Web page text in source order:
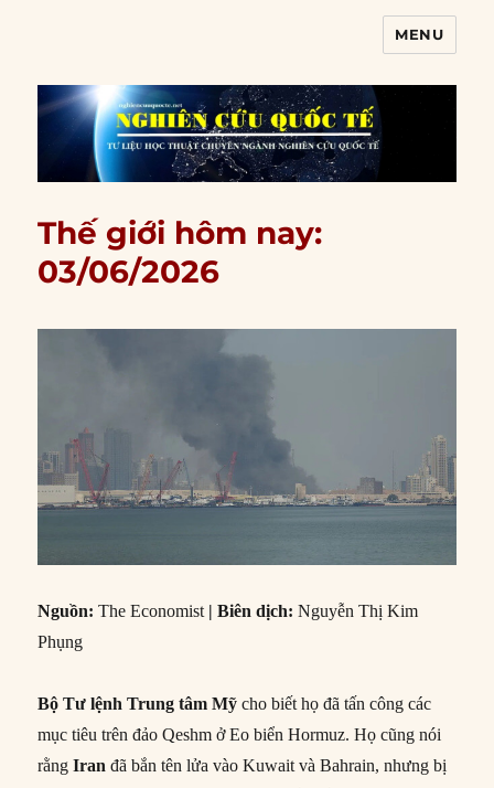
MENU
Thế giới hôm nay:
03/06/2026
Nguồn:The Economist | Biên dịch:Nguyễn Thị Kim
Phụng
Bộ Tư lệnh Trung tâm Mỹ cho biết họ đã tấn công các
mục tiêu trên đảo Qeshm ở Eo biển Hormuz. Họ cũng nói
rằngIran đã bắn tên lửa vào Kuwait và Bahrain, nhưng bị